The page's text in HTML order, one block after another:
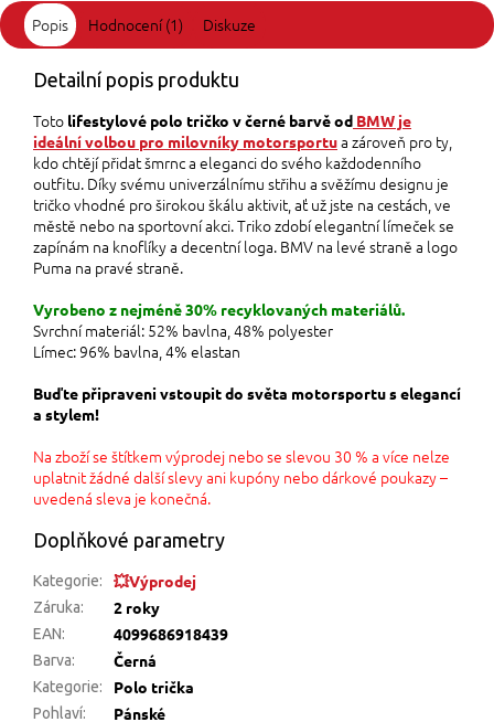
Popis Hodnocení (1) Diskuze
Detailní popis produktu
Toto lifestylové polo tričko v černé barvě od BMW je
ideální volbou pro milovníky motorsportua zároveň pro ty,
kdo chtějí přidat šmrnc a eleganci do svého každodenního
outfitu. Díky svému univerzálnímu střihu a svěžímu designu je
tričko vhodné pro širokou škálu aktivit, ať už jste na cestách, ve
městě nebo na sportovní akci. Triko zdobí elegantní límeček se
zapínám na knoflíky a decentní loga. BMV na levé straně a logo
Puma na pravé straně.
Vyrobeno z nejméně 30% recyklovaných materiálů.
Svrchní materiál: 52% bavlna, 48% polyester
Límec: 96% bavlna, 4% elastan
Buďte připraveni vstoupit do světa motorsportu s elegancí
a stylem!
Na zboží se štítkem výprodej nebo se slevou 30 % a více nelze
uplatnit žádné další slevy ani kupóny nebo dárkové poukazy –
uvedená sleva je konečná.
Doplňkové parametry
Kategorie: 💥Výprodej
Záruka: 2 roky
EAN: 4099686918439
Barva: Černá
Kategorie: Polo trička
Pohlaví: Pánské